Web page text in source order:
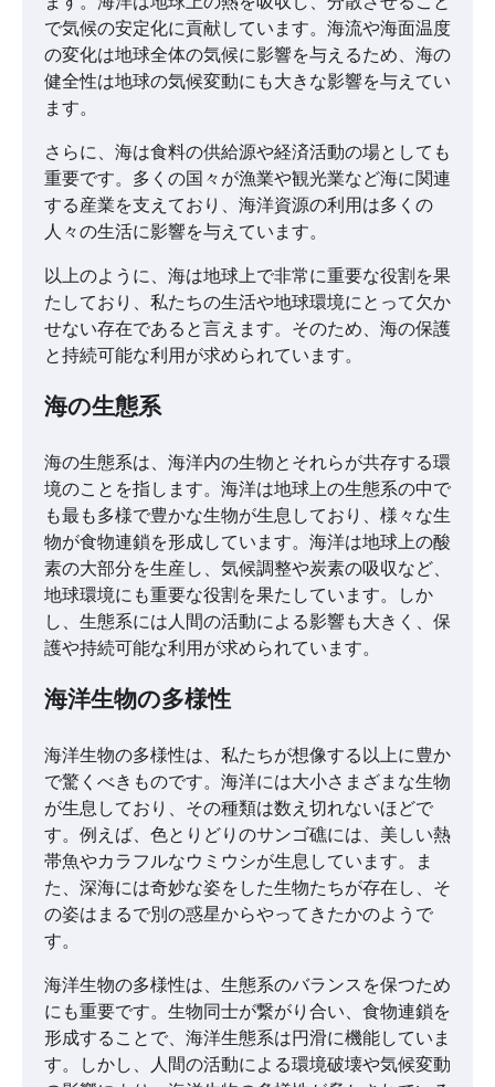
で気候の安定化に貢献しています。海流や海面温度
の変化は地球全体の気候に影響を与えるため、海の
健全性は地球の気候変動にも大きな影響を与えてい
ます。
さらに、海は食料の供給源や経済活動の場としても
重要です。多くの国々が漁業や観光業など海に関連
する産業を支えており、海洋資源の利用は多くの
人々の生活に影響を与えています。
以上のように、海は地球上で非常に重要な役割を果
たしており、私たちの生活や地球環境にとって欠か
せない存在であると言えます。そのため、海の保護
と持続可能な利用が求められています。
海の生態系
海の生態系は、海洋内の生物とそれらが共存する環
境のことを指します。海洋は地球上の生態系の中で
も最も多様で豊かな生物が生息しており、様々な生
物が食物連鎖を形成しています。海洋は地球上の酸
素の大部分を生産し、気候調整や炭素の吸収など、
地球環境にも重要な役割を果たしています。しか
し、生態系には人間の活動による影響も大きく、保
護や持続可能な利用が求められています。
海洋生物の多様性
海洋生物の多様性は、私たちが想像する以上に豊か
で驚くべきものです。海洋には大小さまざまな生物
が生息しており、その種類は数え切れないほどで
す。例えば、色とりどりのサンゴ礁には、美しい熱
帯魚やカラフルなウミウシが生息しています。ま
た、深海には奇妙な姿をした生物たちが存在し、そ
の姿はまるで別の惑星からやってきたかのようで
す。
海洋生物の多様性は、生態系のバランスを保つため
にも重要です。生物同士が繋がり合い、食物連鎖を
形成することで、海洋生態系は円滑に機能していま
す。しかし、人間の活動による環境破壊や気候変動